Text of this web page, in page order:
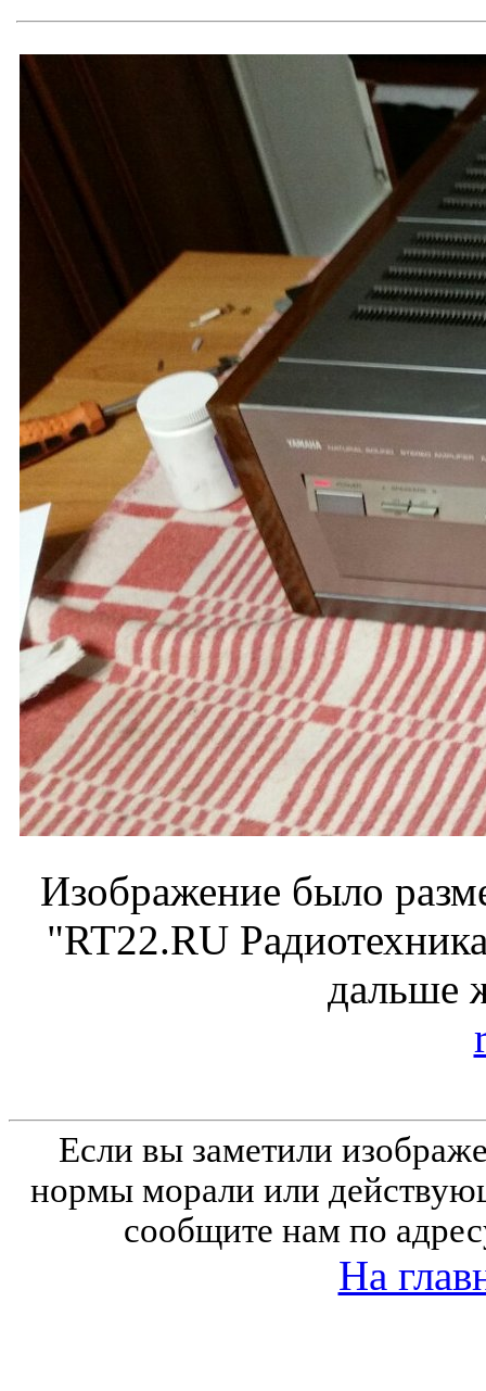
Изображение было
"RT22.RU
дальше
Если вы заметили
нормы морали или
сообщите нам по
На